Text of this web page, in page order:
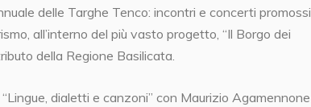
delle Targhe Tenco: incontri e concerti promossi
all’interno del più vasto progetto, “Il Borgo dei
della Regione Basilicata.
dialetti e canzoni” con Maurizio Agamennone